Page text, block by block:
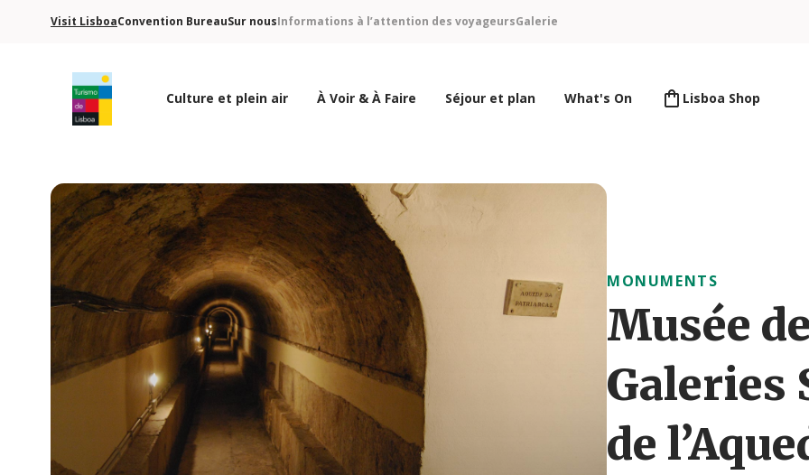
Visit LisboaConvention BureauSur nousInformations à l’attention des voyageursGalerie
Culture et plein air À Voir & À Faire Séjour et plan What's On Lisboa Shop
MONUMENTS
Musée
Galeries
de